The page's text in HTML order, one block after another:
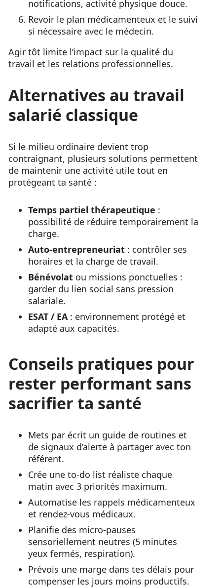
notifications, activité physique douce.
Revoir le plan médicamenteux et le suivi
si nécessaire avec le médecin.
Agir tôt limite l’impact sur la qualité du
travail et les relations professionnelles.
Alternatives au travail
salarié classique
Si le milieu ordinaire devient trop
contraignant, plusieurs solutions permettent
de maintenir une activité utile tout en
protégeant ta santé :
Temps partiel thérapeutique :
possibilité de réduire temporairement la
charge.
Auto-entrepreneuriat : contrôler ses
horaires et la charge de travail.
Bénévolat ou missions ponctuelles :
garder du lien social sans pression
salariale.
ESAT / EA: environnement protégé et
adapté aux capacités.
Conseils pratiques pour
rester performant sans
sacrifier ta santé
Mets par écrit un guide de routines et
de signaux d’alerte à partager avec ton
référent.
Crée une to-do list réaliste chaque
matin avec 3 priorités maximum.
Automatise les rappels médicamenteux
et rendez-vous médicaux.
Planifie des micro-pauses
sensoriellement neutres (5 minutes
yeux fermés, respiration).
Prévois une marge dans tes délais pour
compenser les jours moins productifs.